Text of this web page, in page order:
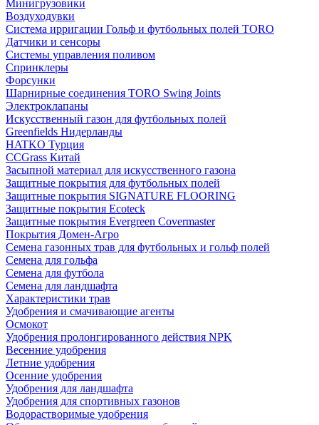
Минигрузовики
Воздуходувки
Система ирригации Гольф и футбольных полей TORO
Датчики и сенсоры
Системы управления поливом
Спринклеры
Форсунки
Шарнирные соединения TORO Swing Joints
Электроклапаны
Искусственный газон для футбольных полей
Greenfields Нидерланды
HATKO Турция
CCGrass Китай
Засыпной материал для искусственного газона
Защитные покрытия для футбольных полей
Защитные покрытия SIGNATURE FLOORING
Защитные покрытия Ecoteck
Защитные покрытия Evergreen Covermaster
Покрытия Домен-Агро
Семена газонных трав для футбольных и гольф полей
Семена для гольфа
Семена для футбола
Семена для ландшафта
Характеристики трав
Удобрения и смачивающие агенты
Осмокот
Удобрения пролонгированного действия NPK
Весенние удобрения
Летние удобрения
Осенние удобрения
Удобрения для ландшафта
Удобрения для спортивных газонов
Водорастворимые удобрения